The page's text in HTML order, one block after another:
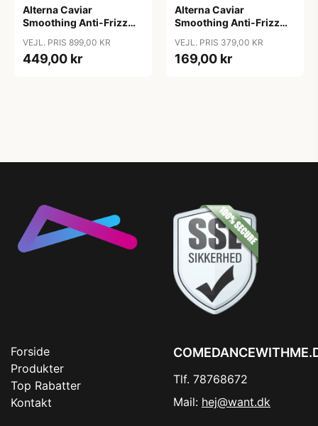
Alterna Caviar
Smoothing Anti-Frizz
VEJL. PRIS 899,00 KR
449,00 kr
Alterna Caviar
Smoothing Anti-Frizz
VEJL. PRIS 379,00 KR
169,00 kr
Forside
Produkter
Top Rabatter
Kontakt
Tlf. 78768672
Mail: hej@want.dk